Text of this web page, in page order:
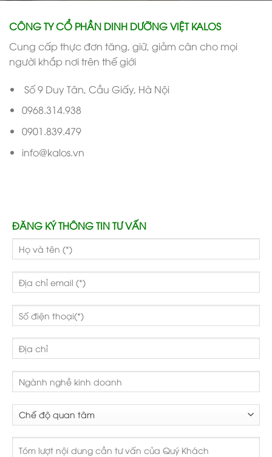
CÔNG TY CỔ PHẦN DINH DƯỠNG VIỆT KALOS
Cung cấp thực đơn tăng, giữ, giảm cân cho mọi
người khắp nơi trên thế giới
Số 9 Duy Tân, Cầu Giấy, Hà Nội
0968.314.938
0901.839.479
info@kalos.vn
ĐĂNG KÝ THÔNG TIN TƯ VẤN